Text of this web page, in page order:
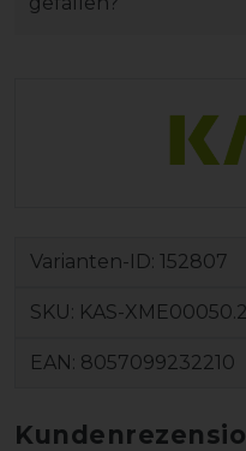
Varianten-ID: 152807
SKU: KAS-
EAN: 8057099232210